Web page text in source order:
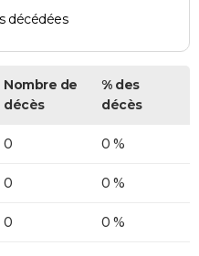
décédées
Nombre de
décès
% des
décès
0 0 %
0 0 %
0 0 %